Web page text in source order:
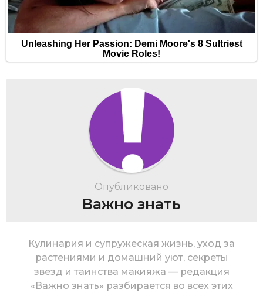
Опубликовано
Важно знать
Кулинария и супружеская жизнь, уход за
растениями и домашний уют, секреты
звезд и таинства макияжа — редакция
«Важно знать» разбирается во всех этих